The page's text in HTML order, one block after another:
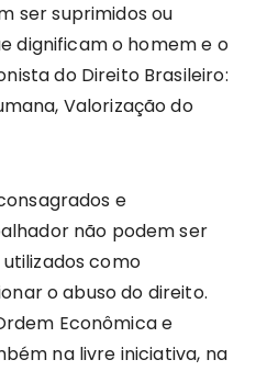
ser suprimidos ou
dignificam o homem e o
do Direito Brasileiro:
Valorização do
e
não podem ser
como
o abuso do direito.
Econômica e
na livre iniciativa, na